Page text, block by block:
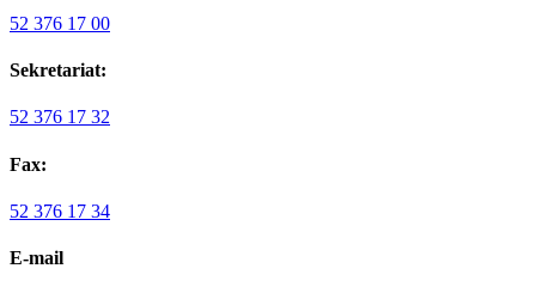
52 376 17 00
Sekretariat:
52 376 17 32
Fax:
52 376 17 34
E-mail